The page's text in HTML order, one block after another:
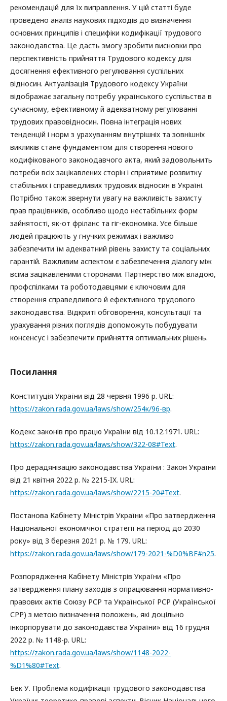
рекомендацій для їх виправлення. У цій статті буде
проведено аналіз наукових підходів до визначення
основних принципів і специфіки кодифікації трудового
законодавства. Це дасть змогу зробити висновки про
перспективність прийняття Трудового кодексу для
досягнення ефективного регулювання суспільних
відносин. Актуалізація Трудового кодексу України
відображає загальну потребу українського суспільства в
сучасному, ефективному й адекватному регулюванні
трудових правовідносин. Повна інтеграція нових
тенденцій і норм з урахуванням внутрішніх та зовнішніх
викликів стане фундаментом для створення нового
кодифікованого законодавчого акта, який задовольнить
потреби всіх зацікавлених сторін і сприятиме розвитку
стабільних і справедливих трудових відносин в Україні.
Потрібно також звернути увагу на важливість захисту
прав працівників, особливо щодо нестабільних форм
зайнятості, як-от фріланс та гіг-економіка. Усе більше
людей працюють у гнучких режимах і важливо
забезпечити їм адекватний рівень захисту та соціальних
гарантій. Важливим аспектом є забезпечення діалогу між
всіма зацікавленими сторонами. Партнерство між владою,
профспілками та роботодавцями є ключовим для
створення справедливого й ефективного трудового
законодавства. Відкриті обговорення, консультації та
урахування різних поглядів допоможуть побудувати
консенсус і забезпечити прийняття оптимальних рішень.
Посилання
Конституція України від 28 червня 1996 р. URL:
https://zakon.rada.gov.ua/laws/show/254к/96-вр.
Кодекс законів про працю України від 10.12.1971. URL:
https://zakon.rada.gov.ua/laws/show/322-08#Text.
Про дерадянізацію законодавства України : Закон України
від 21 квітня 2022 р. № 2215-IX. URL:
https://zakon.rada.gov.ua/laws/show/2215-20#Text.
Постанова Кабінету Міністрів України «Про затвердження
Національної економічної стратегії на період до 2030
року» від 3 березня 2021 р. № 179. URL:
https://zakon.rada.gov.ua/laws/show/179-2021-%D0%BF#n25.
Розпорядження Кабінету Міністрів України «Про
затвердження плану заходів з опрацювання нормативно-
правових актів Союзу РСР та Української РСР (Української
СРР) з метою визначення положень, які доцільно
інкорпорувати до законодавства України» від 16 грудня
2022 р. № 1148-р. URL:
https://zakon.rada.gov.ua/laws/show/1148-2022-
%D1%80#Text.
Бек У. Проблема кодифікації трудового законодавства